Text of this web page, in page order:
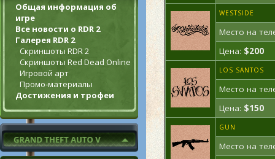
Общая информация об
игре
Все новости о RDR 2
Галерея RDR 2
Скриншоты RDR 2
Скриншоты Red Dead Online
Игровой арт
Промо-материалы
Достижения и трофеи
WESTSIDE
Место на
Цена: $200
LOS SANTOS
Место на
Цена: $150
GUN
Место на